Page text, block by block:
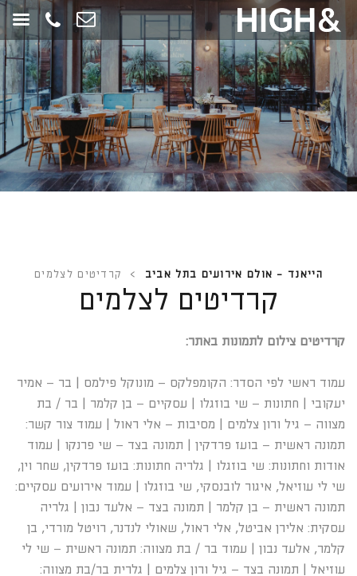
תחילתו
דף
אינטרנט,
לחץ
אנטר
כדי
לעבור
לאזור
תוכן
הייאנד - אולם אירועים בתל אביב > קרדיטים לצלמים
קרדיטים לצלמים
קרדיטים צילום לתמונות באתר:
עמוד ראשי לפי הסדר: הקומפלקס – מונוקל פילמס | בר – אמיר
יעקובי | חתונות – שי בוזגלו | עסקיים – בן קלמר | בר / בת
מצווה – גיל ורון צלמים | מסיבות – אלי ראול | עמוד צור קשר:
תמונה ראשית – בועז פרדקין | תמונה בצד – שי פרנקו | עמוד
אודות וחתונות: שי בוזגלו | גלריה חתונות: בועז פרדקין, שחר וין,
שי לי עוזיאל, איגור לובנסקי, שי בוזגלו | עמוד אירועים עסקיים:
תמונה ראשית – בן קלמר | תמונה בצד – אלעד נבון | גלריה
עסקית: אלירן אביטל, אלי ראול, שאולי לנדנר, רויטל מורדי, בן
קלמר, אלעד נבון | עמוד בר / בת מצווה: תמונה ראשית – שי לי
עוזיאל | תמונה בצד – גיל ורון צלמים | גלרית בר/בת מצווה: